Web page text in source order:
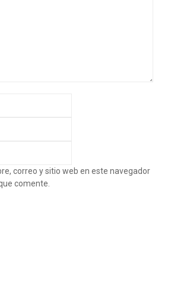
correo y sitio web en este navegador
comente.